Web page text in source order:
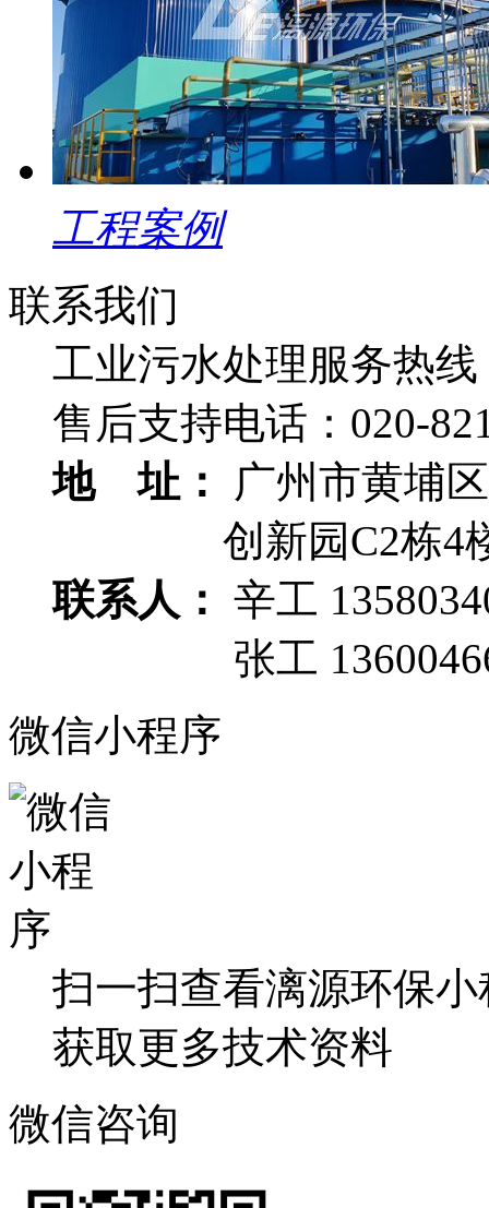
工程案例
联系我们
工业污水处理服务热线
售后支持电话： 020-
地 址：
广州市黄埔
创新园C2栋4
联系人： 辛工
张工
微信小程序
扫一扫查看漓源环保小
获取更多技术资料
微信咨询